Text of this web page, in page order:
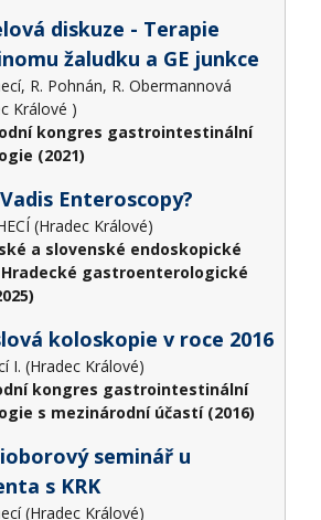
diskuze - Terapie
žaludku a GE junkce
R. Pohnán, R. Obermannová
Králové )
kongres gastrointestinální
(2021)
Enteroscopy?
(Hradec Králové)
a slovenské endoskopické
Hradecké gastroenterologické
koloskopie v roce 2016
I. (Hradec Králové)
kongres gastrointestinální
s mezinárodní účastí (2016)
seminář u
s KRK
(Hradec Králové)